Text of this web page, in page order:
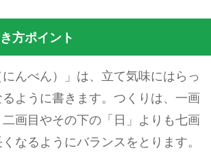
方ポイント
にんべん）」は、立て気味にはらっ
ように書きます。つくりは、一画
二画目やその下の「日」よりも七画
なるようにバランスをとります。